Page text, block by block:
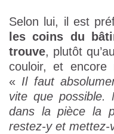
Selon lui, il est
les coins du
trouve, plutôt
couloir, et encore
« Il faut
vite que possible.
dans la pièce la
restez-y et mettez-